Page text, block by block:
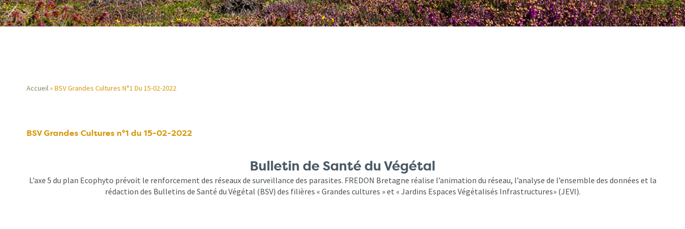
d'Ariane
Accueil BSV Grandes Cultures N°1 Du 15-02-2022
BSV Grandes Cultures n°1 du 15-02-2022
Bulletin de Santé du Végétal
L’axe 5 du plan Ecophyto prévoit le renforcement des réseaux de surveillance des parasites. FREDON Bretagne réalise l’animation du réseau, l’analyse de l’ensemble des données et la
rédaction des Bulletins de Santé du Végétal (BSV) des filières « Grandes cultures » et « Jardins Espaces Végétalisés Infrastructures» (JEVI).